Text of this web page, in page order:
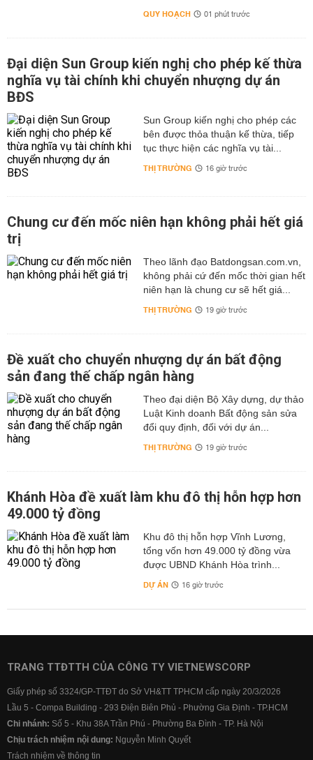
QUY HOẠCH 01 phút trước
Đại diện Sun Group kiến nghị cho phép kế thừa
nghĩa vụ tài chính khi chuyển nhượng dự án
BĐS
Sun Group kiến nghị cho phép các
bên được thỏa thuận kế thừa, tiếp
tục thực hiện các nghĩa vụ tài...
THỊ TRƯỜNG 16 giờ trước
Chung cư đến mốc niên hạn không phải hết giá
trị
Theo lãnh đạo Batdongsan.com.vn,
không phải cứ đến mốc thời gian hết
niên hạn là chung cư sẽ hết giá...
THỊ TRƯỜNG 19 giờ trước
Đề xuất cho chuyển nhượng dự án bất động
sản đang thế chấp ngân hàng
Theo đại diện Bộ Xây dựng, dự thảo
Luật Kinh doanh Bất động sản sửa
đổi quy định, đối với dự án...
THỊ TRƯỜNG 19 giờ trước
Khánh Hòa đề xuất làm khu đô thị hỗn hợp hơn
49.000 tỷ đồng
Khu đô thị hỗn hợp Vĩnh Lương,
tổng vốn hơn 49.000 tỷ đồng vừa
được UBND Khánh Hòa trình...
DỰ ÁN 16 giờ trước
TRANG TTĐTTH CỦA CÔNG TY VIETNEWSCORP
Giấy phép số 3324/GP-TTĐT do Sở VH&TT TPHCM cấp ngày 20/3/2026
Lầu 5 - Compa Building - 293 Điện Biên Phủ - Phường Gia Định - TP.HCM
Chi nhánh: Số 5 - Khu 38A Trần Phú - Phường Ba Đình - TP. Hà Nội
Chịu trách nhiệm nội dung: Nguyễn Minh Quyết
Trách nhiệm về thông tin